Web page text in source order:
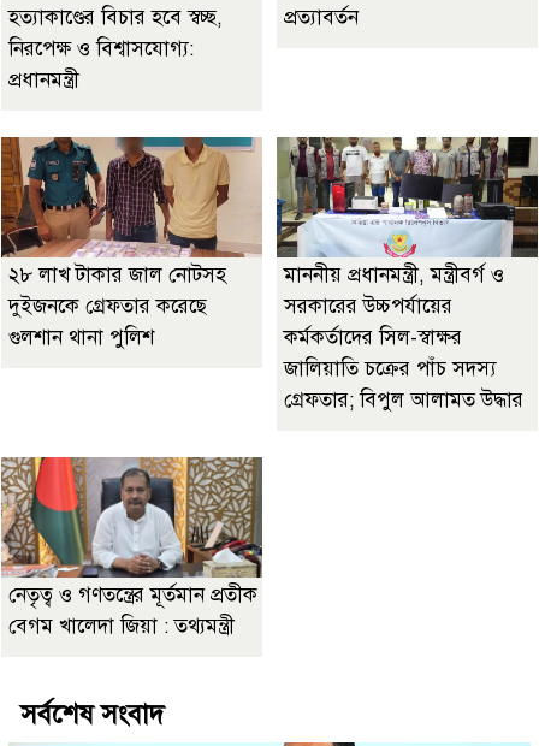
হত্যাকাণ্ডের বিচার হবে স্বচ্ছ,
নিরপেক্ষ ও বিশ্বাসযোগ্য:
প্রধানমন্ত্রী
প্রত্যাবর্তন
২৮ লাখ টাকার জাল নোটসহ
দুইজনকে গ্রেফতার করেছে
গুলশান থানা পুলিশ
মাননীয় প্রধানমন্ত্রী, মন্ত্রীবর্গ ও
সরকারের উচ্চপর্যায়ের
কর্মকর্তাদের সিল-স্বাক্ষর
জালিয়াতি চক্রের পাঁচ সদস্য
গ্রেফতার; বিপুল আলামত উদ্ধার
নেতৃত্ব ও গণতন্ত্রের মূর্তমান প্রতীক
বেগম খালেদা জিয়া : তথ্যমন্ত্রী
সর্বশেষ সংবাদ